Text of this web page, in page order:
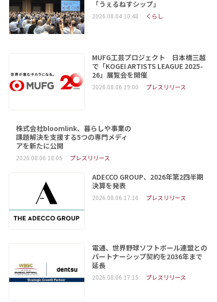
「うぇるねすシップ」
2026.08.04 10:48 くらし
MUFG工芸プロジェクト 日本橋三越
で「KOGEI ARTISTS LEAGUE 2025-
26」展覧会を開催
2026.08.06 19:00 プレスリリース
株式会社bloomlink、暮らしや事業の
課題解決を支援する5つの専門メディ
アを新たに公開
2026.08.06 18:05 プレスリリース
ADECCO GROUP、2026年第2四半期
決算を発表
2026.08.06 17:16 プレスリリース
電通、世界野球ソフトボール連盟との
パートナーシップ契約を2036年まで
延長
2026.08.06 17:15 プレスリリース